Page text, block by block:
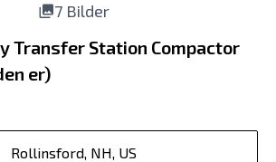
7 Bilder
Transfer Station Compactor
er)
Rollinsford, NH, US